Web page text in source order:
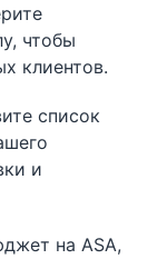
чтобы
клиентов.
список
и
на ASA,